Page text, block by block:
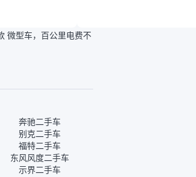
便捷，其他平
。虽然我砍过
，车子出小毛
障。”
微型车，百公里电费不
奔驰二手车
别克二手车
福特二手车
东风风度二手车
示界二手车